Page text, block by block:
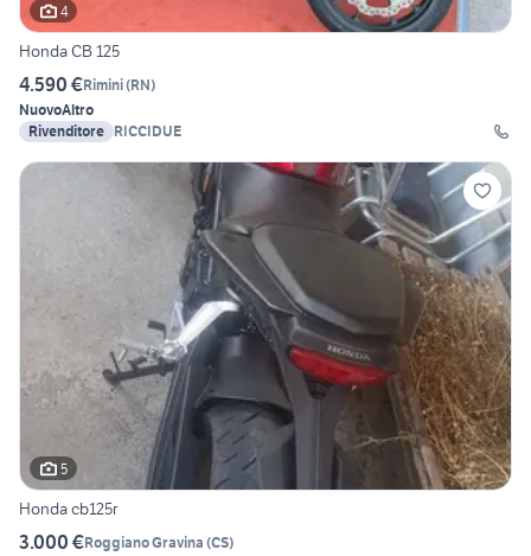
4
Honda CB 125
4.590 €Rimini(RN)
NuovoAltro
Rivenditore RICCIDUE
5
Honda cb125r
3.000 €Roggiano Gravina (CS)